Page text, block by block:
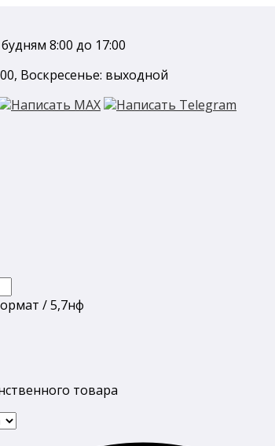
8:00 до 17:00
Воскресенье: выходной
Написать MAX
Написать Telegram
/ 5,7нф
товара